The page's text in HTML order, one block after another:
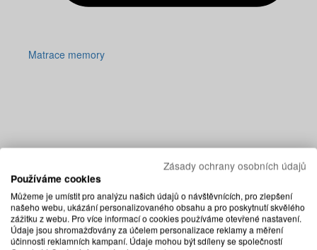
Matrace memory
Zásady ochrany osobních údajů
Používáme cookies
Můžeme je umístit pro analýzu našich údajů o návštěvnících, pro zlepšení
našeho webu, ukázání personalizovaného obsahu a pro poskytnutí skvělého
zážitku z webu. Pro více informací o cookies používáme otevřené nastavení.
Údaje jsou shromažďovány za účelem personalizace reklamy a měření
účinnosti reklamních kampaní. Údaje mohou být sdíleny se společností